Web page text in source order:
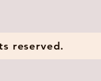
reserved.